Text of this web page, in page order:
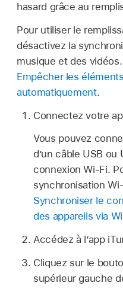
hasard grâce au
Pour utiliser le
désactivez la
musique et des
Empêcher les
automatiquement.
Connectez votre
Vous pouvez
d’un câble USB ou
connexion Wi-Fi.
synchronisation
Synchroniser le
des appareils via
Accédez à l’app
Cliquez sur le
supérieur gauche